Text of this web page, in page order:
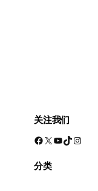
关注我们
Facebook X YouTube TikTok Instagram
分类